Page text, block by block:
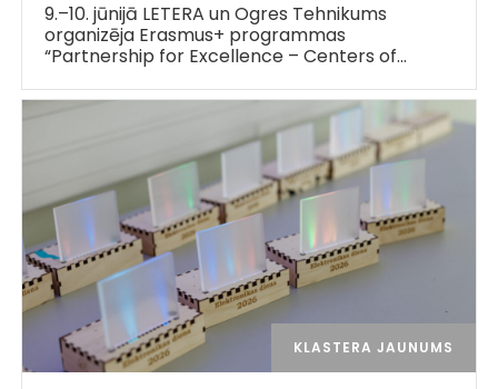
9.–10. jūnijā LETERA un Ogres Tehnikums
organizēja Erasmus+ programmas
“Partnership for Excellence – Centers of…
KLASTERA JAUNUMS